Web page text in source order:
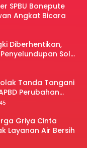
SPBU Bonepute
Angkat Bicara
Diberhentikan,
Solar
Tanda Tangani
Perubahan
Griya Cinta
Layanan Air Bersih